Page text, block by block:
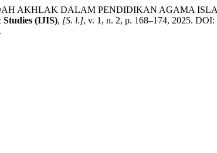
AKHLAK DALAM PENDIDIKAN AGAMA
Studies (IJIS), [S. l.], v. 1, n. 2, p. 168–174, 2025.